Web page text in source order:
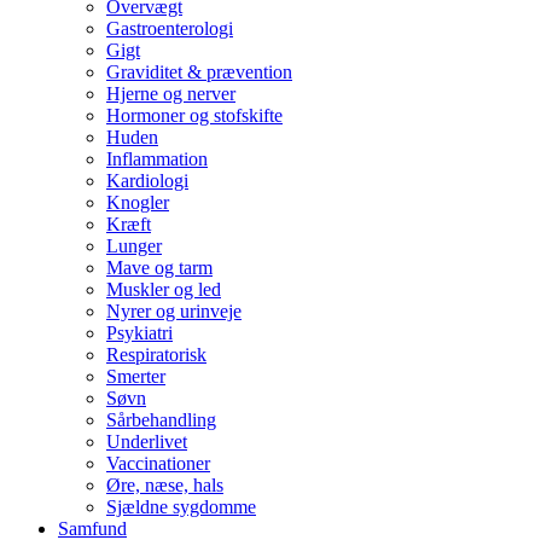
Overvægt
Gastroenterologi
Gigt
Graviditet & prævention
Hjerne og nerver
Hormoner og stofskifte
Huden
Inflammation
Kardiologi
Knogler
Kræft
Lunger
Mave og tarm
Muskler og led
Nyrer og urinveje
Psykiatri
Respiratorisk
Smerter
Søvn
Sårbehandling
Underlivet
Vaccinationer
Øre, næse, hals
Sjældne sygdomme
Samfund